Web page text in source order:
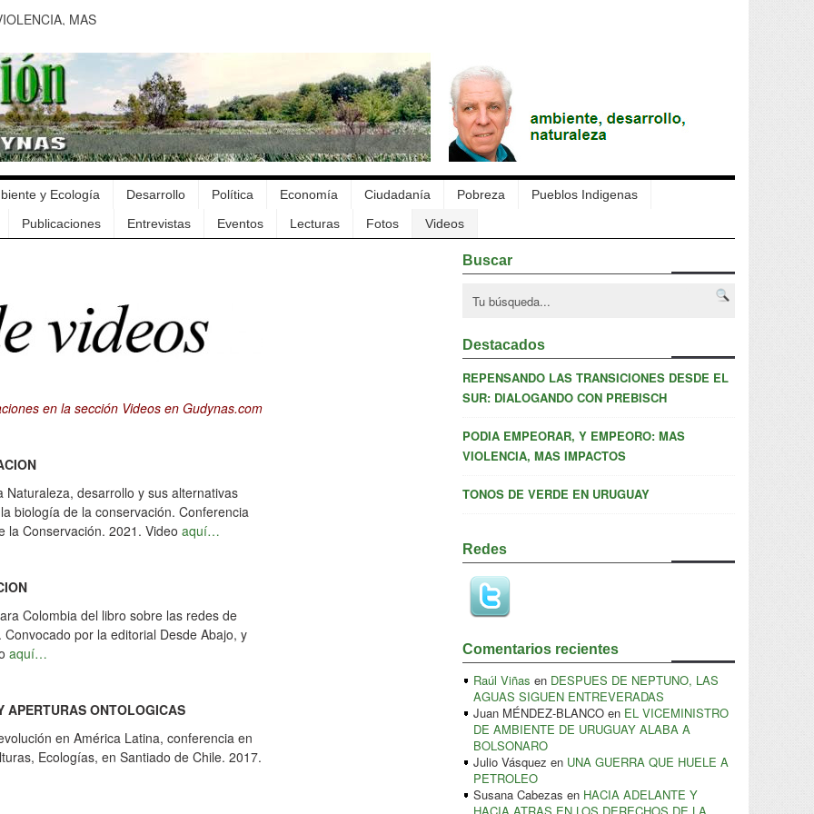
MAS
DEL NUEVO
LA FIRMA DE
PROBLEMAS
ES MARRON
y Ecología Desarrollo Política Economía Ciudadanía Pobreza
Pueblos Indigenas
Publicaciones Entrevistas Eventos Lecturas Fotos Videos
en la sección Videos en Gudynas.com
Naturaleza, desarrollo y sus alternativas
biología de la conservación. Conferencia
la Conservación. 2021. Video aquí…
Colombia del libro sobre las redes de
por la editorial Desde Abajo, y
aquí…
APERTURAS ONTOLOGICAS
en América Latina, conferencia en
Ecologías, en Santiado de Chile. 2017.
Buscar
Destacados
REPENSANDO LAS TRANSICIONES DESDE EL
SUR: DIALOGANDO CON PREBISCH
PODIA EMPEORAR, Y EMPEORO: MAS
VIOLENCIA, MAS IMPACTOS
TONOS DE VERDE EN URUGUAY
Redes
Comentarios recientes
Raúl Viñas en DESPUES DE NEPTUNO, LAS
AGUAS SIGUEN ENTREVERADAS
Juan MÉNDEZ-BLANCO en EL VICEMINISTRO
DE AMBIENTE DE URUGUAY ALABA A
BOLSONARO
Julio Vásquez en UNA GUERRA QUE HUELE A
PETROLEO
Susana Cabezas en HACIA ADELANTE Y